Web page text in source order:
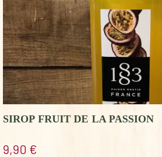
SIROP FRUIT DE LA PASSION
9,90 €